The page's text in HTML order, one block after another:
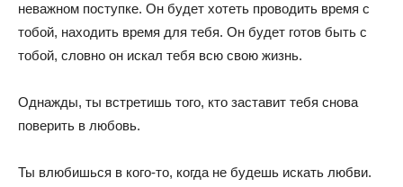
неважном поступке. Он будет хотеть проводить время с
тобой, находить время для тебя. Он будет готов быть с
тобой, словно он искал тебя всю свою жизнь.
Однажды, ты встретишь того, кто заставит тебя снова
поверить в любовь.
Ты влюбишься в кого-то, когда не будешь искать любви.